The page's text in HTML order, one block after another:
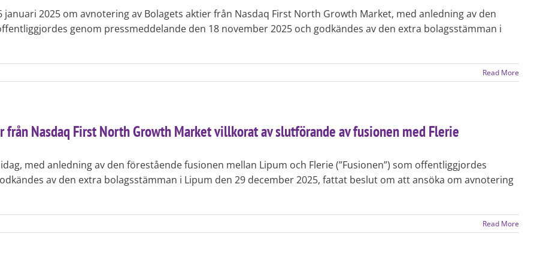
januari 2025 om avnotering av Bolagets aktier från Nasdaq First North Growth Market, med anledning av den
genom pressmeddelande den 18 november 2025 och godkändes av den extra bolagsstämman i
Read More
Nasdaq First North Growth Market villkorat av slutförande av fusionen med Flerie
med anledning av den förestående fusionen mellan Lipum och Flerie (”Fusionen”) som offentliggjordes
av den extra bolagsstämman i Lipum den 29 december 2025, fattat beslut om att ansöka om avnotering
Read More